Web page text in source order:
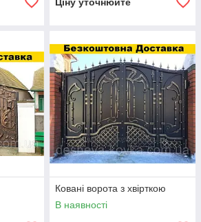
Ковані ворота з хвірткою
В наявності